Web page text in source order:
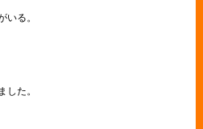
いる。
した。